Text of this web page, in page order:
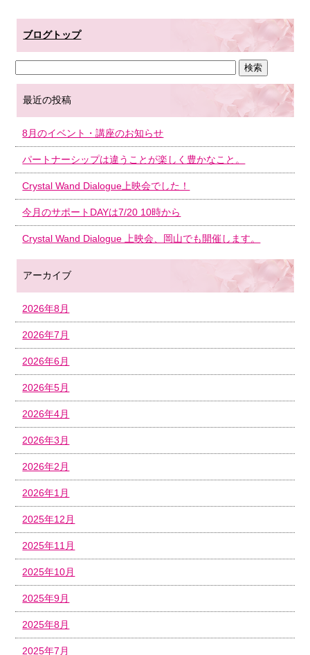
ブログトップ
最近の投稿
8月のイベント・講座のお知らせ
パートナーシップは違うことが楽しく豊かなこと。
Crystal Wand Dialogue上映会でした！
今月のサポートDAYは7/20 10時から
Crystal Wand Dialogue 上映会、岡山でも開催します。
アーカイブ
2026年8月
2026年7月
2026年6月
2026年5月
2026年4月
2026年3月
2026年2月
2026年1月
2025年12月
2025年11月
2025年10月
2025年9月
2025年8月
2025年7月